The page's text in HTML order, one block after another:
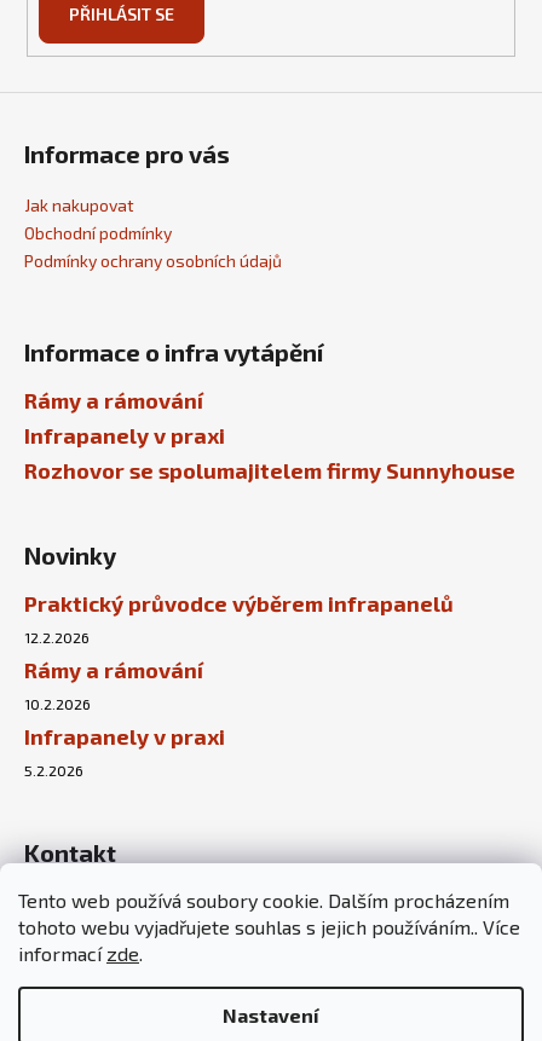
Tento web používá soubory cookie. Dalším procházením
tohoto webu vyjadřujete souhlas s jejich používáním.. Více
informací zde.
Nastavení
PŘIHLÁSIT SE
Informace pro vás
Jak nakupovat
Obchodní podmínky
Podmínky ochrany osobních údajů
Informace o infra vytápění
Rámy a rámování
Infrapanely v praxi
Rozhovor se spolumajitelem firmy Sunnyhouse
Novinky
Praktický průvodce výběrem infrapanelů
12.2.2026
Rámy a rámování
10.2.2026
Infrapanely v praxi
5.2.2026
Kontakt
info@sunnyhouse.cz
+420 737 451 167